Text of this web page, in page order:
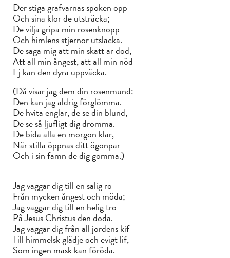
Der stiga grafvarnas spöken opp
Och sina klor de utsträcka;
De vilja gripa min rosenknopp
Och himlens stjernor utsläcka.
De säga mig att min skatt är död,
Att all min ångest, att all min nöd
Ej kan den dyra uppväcka.
(Då visar jag dem din rosenmund:
Den kan jag aldrig förglömma.
De hvita englar, de se din blund,
De se så ljufligt dig drömma.
De bida alla en morgon klar,
När stilla öppnas ditt ögonpar
Och i sin famn de dig gömma.)
Jag vaggar dig till en salig ro
Från mycken ångest och möda;
Jag vaggar dig till en helig tro
På Jesus Christus den döda.
Jag vaggar dig från all jordens kif
Till himmelsk glädje och evigt lif,
Som ingen mask kan föröda.